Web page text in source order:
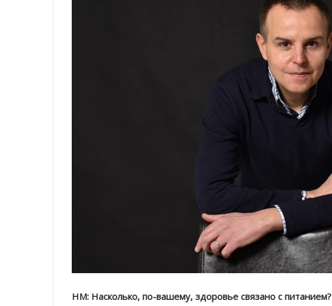
HM: Насколько, по-вашему, здоровье связано с питанием?